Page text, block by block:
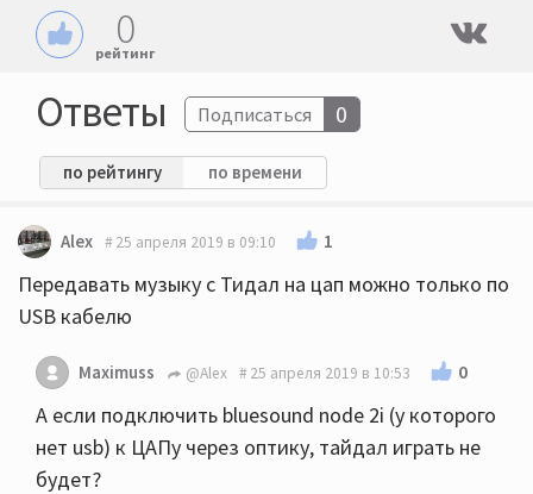
0
рейтинг
Ответы Подписаться 0
по рейтингу по времени
Alex 25 апреля 2019 в 09:10 1
Передавать музыку с Тидал на цап можно только по
USB кабелю
Maximuss @Alex 25 апреля 2019 в 10:53 0
А если подключить bluesound node 2i (у которого
нет usb) к ЦАПу через оптику, тайдал играть не
будет?